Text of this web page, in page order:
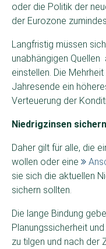
oder die Politik der
der Eurozone
Langfristig müssen
unabhängigen
einstellen. Die
Jahresende ein
Verteuerung der
Niedrigzinsen sichern
Daher gilt für alle, die
wollen oder eine
sie sich die aktuellen
sichern sollten.
Die lange Bindung
Planungssicherheit
zu tilgen und nach der